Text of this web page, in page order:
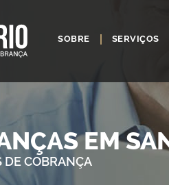
SOBRE SERVIÇOS
EM
DE COBRANÇA